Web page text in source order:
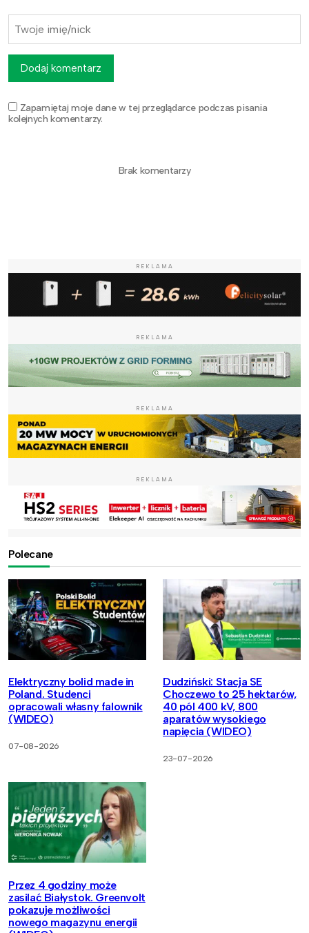
Zapamiętaj moje dane w tej przeglądarce podczas pisania
kolejnych komentarzy.
Dodaj komentarz
Brak komentarzy
REKLAMA
REKLAMA
REKLAMA
REKLAMA
Polecane
Elektryczny bolid made in
Poland. Studenci
opracowali własny falownik
(WIDEO)
07-08-2026
Dudziński: Stacja SE
Choczewo to 25 hektarów,
40 pól 400 kV, 800
aparatów wysokiego
napięcia (WIDEO)
23-07-2026
Przez 4 godziny może
zasilać Białystok. Greenvolt
pokazuje możliwości
nowego magazynu energii